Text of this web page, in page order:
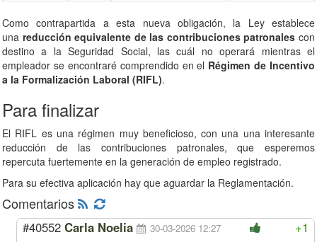
Como contrapartida a esta nueva obligación, la Ley establece
una reducción equivalente de las contribuciones patronales con
destino a la Seguridad Social, las cuál no operará mientras el
empleador se encontraré comprendido en el Régimen de Incentivo
a la Formalización Laboral (RIFL).
Para finalizar
El RIFL es una régimen muy beneficioso, con una una interesante
reducción de las contribuciones patronales, que esperemos
repercuta fuertemente en la generación de empleo registrado.
Para su efectiva aplicación hay que aguardar la Reglamentación.
Comentarios
+1
#40552 Carla Noelia 30-03-2026 12:27